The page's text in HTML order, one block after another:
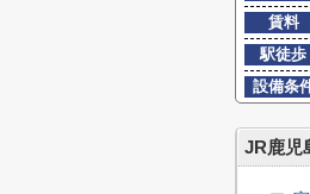
賃料
駅徒歩
設備条
JR鹿児